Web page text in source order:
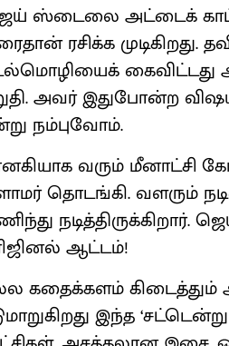
ஸ்டைலை அட்டைக்
ரசிக்க
கைவிட்டது
அவர் இதுபோன்ற
நம்புவோம்.
வரும் மீனாட்சி
தொடங்கி. வளரும்
நடித்திருக்கிறார்.
ஆட்டம்!
கதைக்களம்
இந்த